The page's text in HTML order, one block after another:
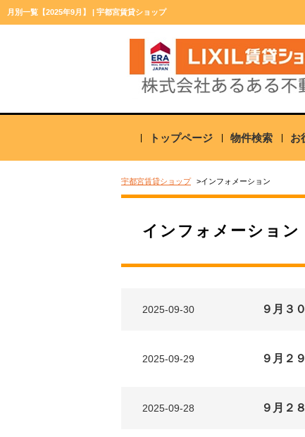
月別一覧【2025年9月】 | 宇都宮賃貸ショップ
トップページ 物件検索 お
宇都宮賃貸ショップ インフォメーション
インフォメーション
2025-09-30 ９月３
2025-09-29 ９月２
2025-09-28 ９月２